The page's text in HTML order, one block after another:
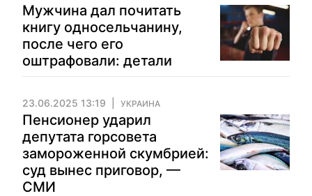
Мужчина дал почитать
книгу односельчанину,
после чего его
оштрафовали: детали
23.06.2025 13:19 УКРАИНА
Пенсионер ударил
депутата горсовета
замороженной скумбрией:
суд вынес приговор, —
СМИ